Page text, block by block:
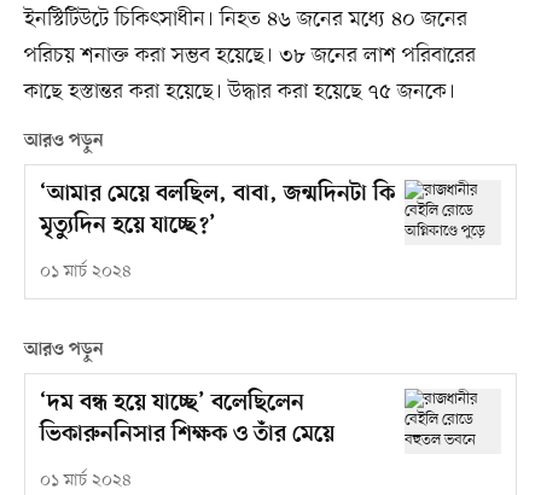
ইনস্টিটিউটে চিকিৎসাধীন। নিহত ৪৬ জনের মধ্যে ৪০ জনের
পরিচয় শনাক্ত করা সম্ভব হয়েছে। ৩৮ জনের লাশ পরিবারের
কাছে হস্তান্তর করা হয়েছে। উদ্ধার করা হয়েছে ৭৫ জনকে।
আরও পড়ুন
‘আমার মেয়ে বলছিল, বাবা, জন্মদিনটা কি
মৃত্যুদিন হয়ে যাচ্ছে?’
০১ মার্চ ২০২৪
আরও পড়ুন
‘দম বন্ধ হয়ে যাচ্ছে’ বলেছিলেন
ভিকারুননিসার শিক্ষক ও তাঁর মেয়ে
০১ মার্চ ২০২৪